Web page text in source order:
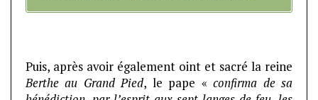
Puis, après avoir également oint et sacré la reine
Berthe au Grand Pied, le pape «confirma de sa